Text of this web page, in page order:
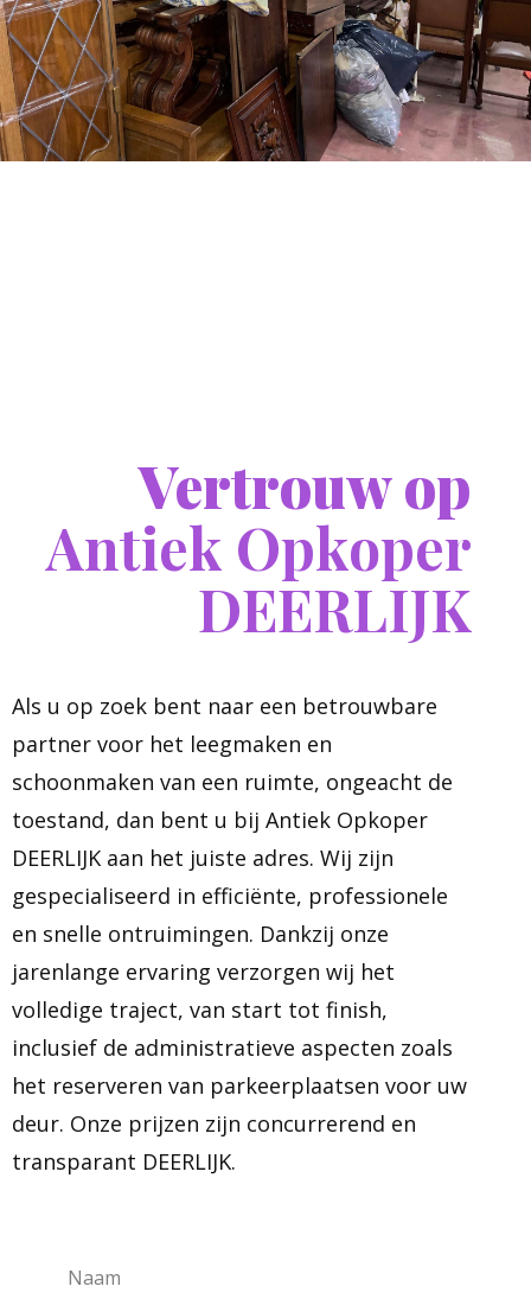
Vertrouw op
Antiek Opkoper
DEERLIJK
Als u op zoek bent naar een betrouwbare
partner voor het leegmaken en
schoonmaken van een ruimte, ongeacht de
toestand, dan bent u bij Antiek Opkoper
DEERLIJK aan het juiste adres. Wij zijn
gespecialiseerd in efficiënte, professionele
en snelle ontruimingen. Dankzij onze
jarenlange ervaring verzorgen wij het
volledige traject, van start tot finish,
inclusief de administratieve aspecten zoals
het reserveren van parkeerplaatsen voor uw
deur. Onze prijzen zijn concurrerend en
transparant DEERLIJK.